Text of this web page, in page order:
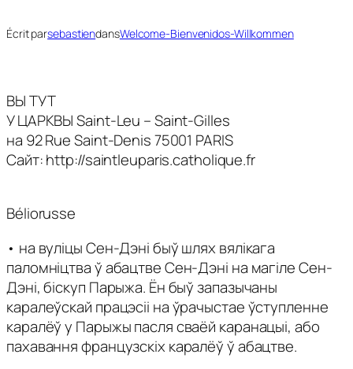
Écrit parsebastiendansWelcome-Bienvenidos-Willkommen
ВЫ ТУТ
У ЦАРКВЫ Saint-Leu – Saint-Gilles
на 92 Rue Saint-Denis 75001 PARIS
Сайт: http://saintleuparis.catholique.fr
Béliorusse
• на вуліцы Сен-Дэні быў шлях вялікага
паломніцтва ў абацтве Сен-Дэні на магіле Сен-
Дэні, біскуп Парыжа. Ён быў запазычаны
каралеўскай працэсіі на ўрачыстае ўступленне
каралёў у Парыжы пасля сваёй каранацыі, або
пахавання французскіх каралёў ў абацтве.